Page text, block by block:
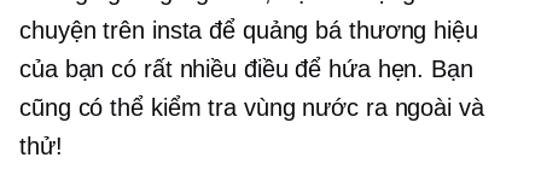
chuyện trên insta để quảng bá thương hiệu
của bạn có rất nhiều điều để hứa hẹn. Bạn
cũng có thể kiểm tra vùng nước ra ngoài và
thử!